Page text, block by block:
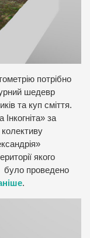
потрібно
шедевр
та куп сміття.
за
колективу
якого
було проведено
.